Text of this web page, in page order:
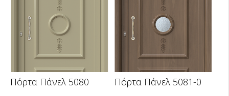
Πόρτα Πάνελ 5080 Πόρτα Πάνελ 5081-0